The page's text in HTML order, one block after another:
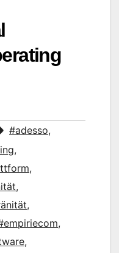
#adesso,
,
,
,
,
,
,